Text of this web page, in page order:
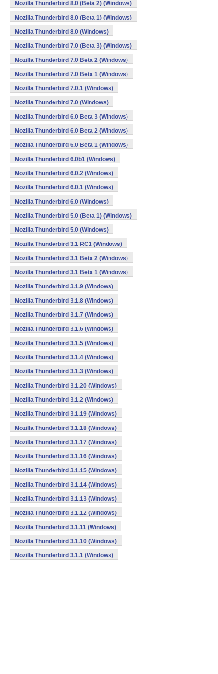
Mozilla Thunderbird 8.0 (Beta 2) (Windows)
Mozilla Thunderbird 8.0 (Beta 1) (Windows)
Mozilla Thunderbird 8.0 (Windows)
Mozilla Thunderbird 7.0 (Beta 3) (Windows)
Mozilla Thunderbird 7.0 Beta 2 (Windows)
Mozilla Thunderbird 7.0 Beta 1 (Windows)
Mozilla Thunderbird 7.0.1 (Windows)
Mozilla Thunderbird 7.0 (Windows)
Mozilla Thunderbird 6.0 Beta 3 (Windows)
Mozilla Thunderbird 6.0 Beta 2 (Windows)
Mozilla Thunderbird 6.0 Beta 1 (Windows)
Mozilla Thunderbird 6.0b1 (Windows)
Mozilla Thunderbird 6.0.2 (Windows)
Mozilla Thunderbird 6.0.1 (Windows)
Mozilla Thunderbird 6.0 (Windows)
Mozilla Thunderbird 5.0 (Beta 1) (Windows)
Mozilla Thunderbird 5.0 (Windows)
Mozilla Thunderbird 3.1 RC1 (Windows)
Mozilla Thunderbird 3.1 Beta 2 (Windows)
Mozilla Thunderbird 3.1 Beta 1 (Windows)
Mozilla Thunderbird 3.1.9 (Windows)
Mozilla Thunderbird 3.1.8 (Windows)
Mozilla Thunderbird 3.1.7 (Windows)
Mozilla Thunderbird 3.1.6 (Windows)
Mozilla Thunderbird 3.1.5 (Windows)
Mozilla Thunderbird 3.1.4 (Windows)
Mozilla Thunderbird 3.1.3 (Windows)
Mozilla Thunderbird 3.1.20 (Windows)
Mozilla Thunderbird 3.1.2 (Windows)
Mozilla Thunderbird 3.1.19 (Windows)
Mozilla Thunderbird 3.1.18 (Windows)
Mozilla Thunderbird 3.1.17 (Windows)
Mozilla Thunderbird 3.1.16 (Windows)
Mozilla Thunderbird 3.1.15 (Windows)
Mozilla Thunderbird 3.1.14 (Windows)
Mozilla Thunderbird 3.1.13 (Windows)
Mozilla Thunderbird 3.1.12 (Windows)
Mozilla Thunderbird 3.1.11 (Windows)
Mozilla Thunderbird 3.1.10 (Windows)
Mozilla Thunderbird 3.1.1 (Windows)